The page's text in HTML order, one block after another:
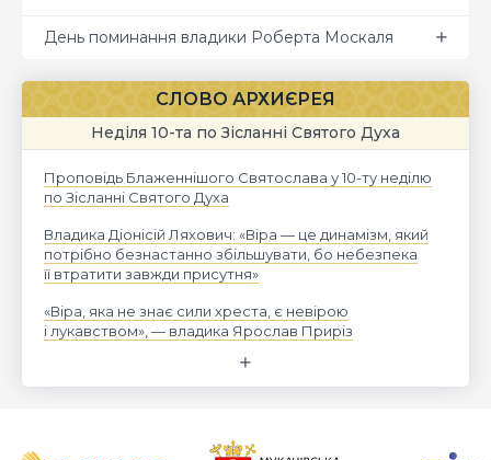
День поминання владики Роберта Москаля
СЛОВО АРХИЄРЕЯ
Неділя 10-та по Зісланні Святого Духа
Проповідь Блаженнішого Святослава у 10-ту неділю
по Зісланні Святого Духа
Владика Діонісій Ляхович: «Віра — це динамізм, який
потрібно безнастанно збільшувати, бо небезпека
її втратити завжди присутня»
«Віра, яка не знає сили хреста, є невірою
і лукавством», — владика Ярослав Приріз